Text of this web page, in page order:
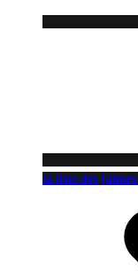
la liste des jaimes